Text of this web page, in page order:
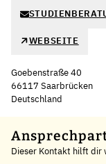
WEBSEITE
Goebenstraße 40
66117 Saarbrücken
Deutschland
+
−
Dieser Kontakt hilft dir